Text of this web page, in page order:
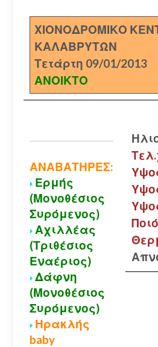
ΧΙΟΝΟΔΡΟΜΙΚΟ
ΚΑΛΑΒΡΥΤΩΝ
Τετάρτη 09/01/2013
ΑΝΟΙΚΤΟ
ΑΝΑΒΑΤΗΡΕΣ:
Ερμής
(Μονοθέσιος
Συρόμενος)
Αχιλλέας
(Τριθέσιος
Εναέριος)
Δάφνη
(Μονοθέσιος
Συρόμενος)
Ηρακλής
baby